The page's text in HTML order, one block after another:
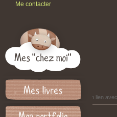
En lien
Me contacter